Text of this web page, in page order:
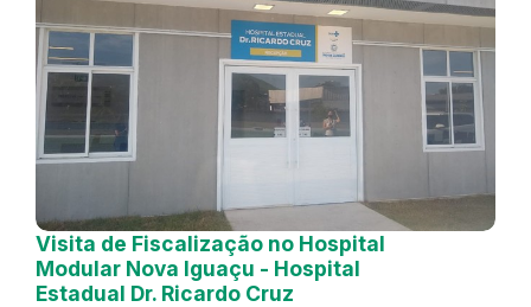
Visita de Fiscalização no Hospital
Modular Nova Iguaçu - Hospital
Estadual Dr. Ricardo Cruz